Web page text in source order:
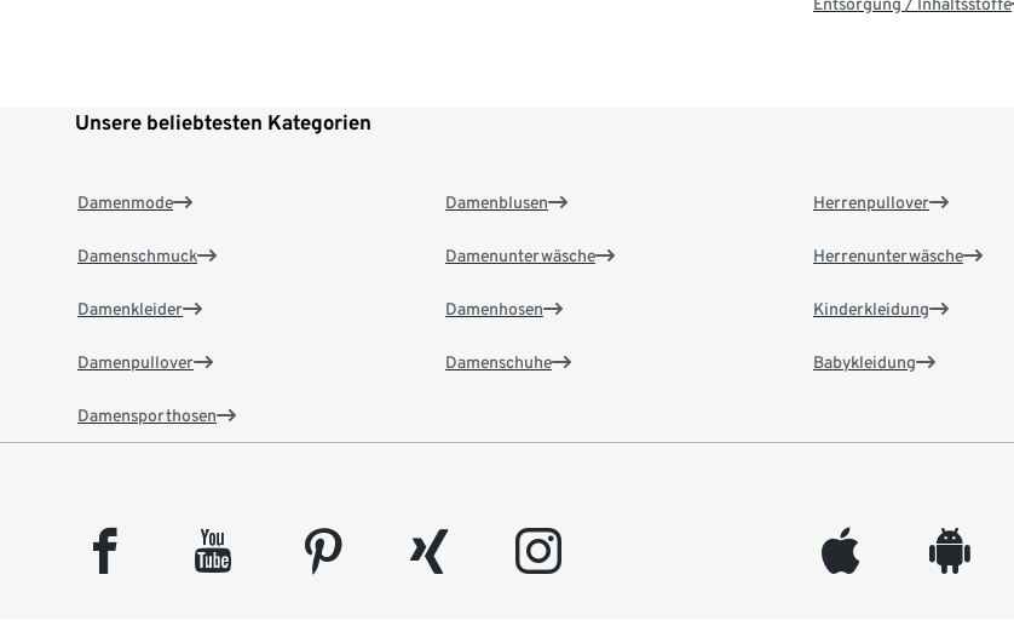
Unsere beliebtesten Kategorien
Damenmode
Damenschmuck
Damenkleider
Damenpullover
Damensporthosen
Damenblusen
Damenunterwäsche
Damenhosen
Damenschuhe
Herrenpullover
Herrenunterwäsche
Kinderkleidung
Babykleidung
facebook youtube pinterest xing instagram appleinc android